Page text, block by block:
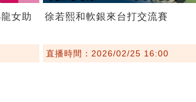
女助
徐若熙和軟銀來台打交流賽
直播時間：2026/02/25 16:00